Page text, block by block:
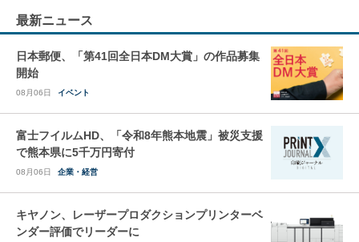
最新ニュース
日本郵便、「第41回全日本DM大賞」の作品募集
開始
08月06日 イベント
富士フイルムHD、「令和8年熊本地震」被災支援
で熊本県に5千万円寄付
08月06日 企業・経営
キヤノン、レーザープロダクションプリンターベ
ンダー評価でリーダーに